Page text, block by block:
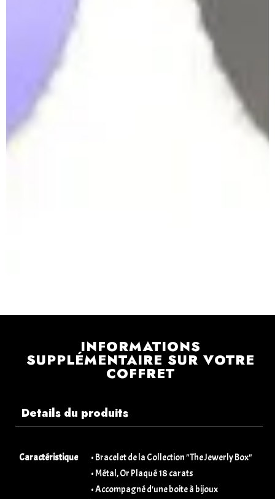
INFORMATIONS
SUPPLÉMENTAIRE SUR VOTRE
COFFRET
Details du produits
Caractéristique
• Bracelet de la Collection "The Jewerly Box"
• Métal, Or Plaqué 18 carats
• Accompagné d'une boite à bijoux